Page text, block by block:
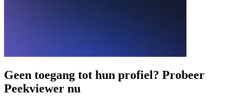
Geen toegang tot hun profiel? Probeer
Peekviewer nu